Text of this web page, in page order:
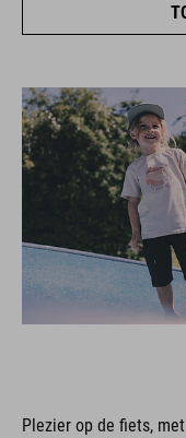
Plezier op de fiets,